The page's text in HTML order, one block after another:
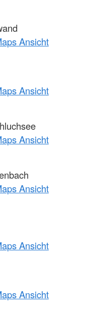
Ansicht
Ansicht
Ansicht
Ansicht
Ansicht
Ansicht